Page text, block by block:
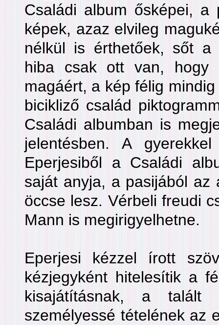
Családi album ősképei, a
képek, azaz elvileg
nélkül is érthetőek, sőt a
hiba csak ott van, hogy
magáért, a kép félig
bicikliző család
Családi albumban is
jelentésben. A
Eperjesiből a Családi
saját anyja, a pasijából az
öccse lesz. Vérbeli freudi
Mann is megirigyelhetne.
Eperjesi kézzel írott
kézjegyként hitelesítik a
kisajátításnak, a talált
személyessé tételének az